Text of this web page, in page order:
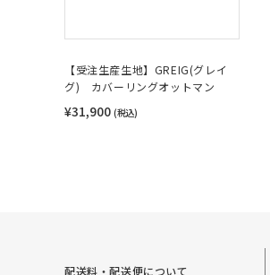
【受注生産生地】GREIG(グレイ
グ) カバーリングオットマン
¥31,900 (税込)
配送料・配送便について